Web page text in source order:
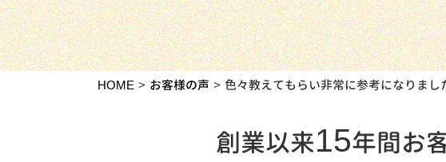
HOME お客様の声 色々教えてもらい非常に参考になりまし
創業以来15年間お